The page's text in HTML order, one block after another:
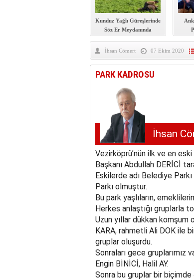
Kunduz Yağlı Güreşlerinde
Söz Er Meydanında
İhsan Cömert 07 Ekim 2020
PARK KADROSU
İhsan
Vezirköprü’nün ilk ve en
Başkanı Abdullah DERİCİ
Eskilerde adı Belediye
Parkı olmuştur.
Bu park yaşlıların,
Herkes anlaştığı gruplarla
Uzun yıllar dükkan komşum
KARA, rahmetli Ali DOK ile
gruplar oluşurdu.
Sonraları gece gruplarımız
Engin BİNİCİ, Halil AY.
Sonra bu gruplar bir biçimde